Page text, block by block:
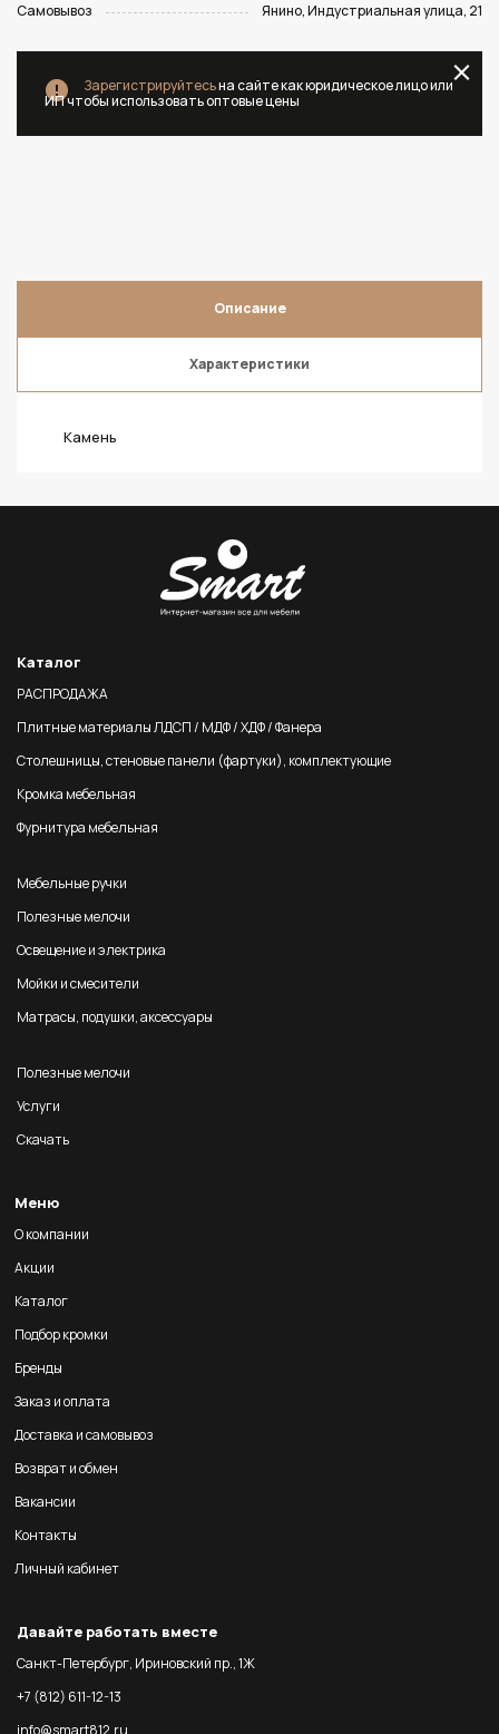
Самовывоз
Янино, Индустриальная улица, 21
Зарегистрируйтесьна сайте как юридическое лицо или
ИП чтобы использовать оптовые цены
Описание
Характеристики
Камень
Каталог
РАСПРОДАЖА
Плитные материалы ЛДСП / МДФ / ХДФ / Фанера
Столешницы, стеновые панели (фартуки), комплектующие
Кромка мебельная
Фурнитура мебельная
Мебельные ручки
Полезные мелочи
Освещение и электрика
Мойки и смесители
Матрасы, подушки, аксессуары
Полезные мелочи
Услуги
Скачать
Меню
О компании
Акции
Каталог
Подбор кромки
Бренды
Заказ и оплата
Доставка и самовывоз
Возврат и обмен
Вакансии
Контакты
Личный кабинет
Давайте работать вместе
Санкт-Петербург, Ириновский пр., 1Ж
+7 (812) 611-12-13
info@smart812.ru